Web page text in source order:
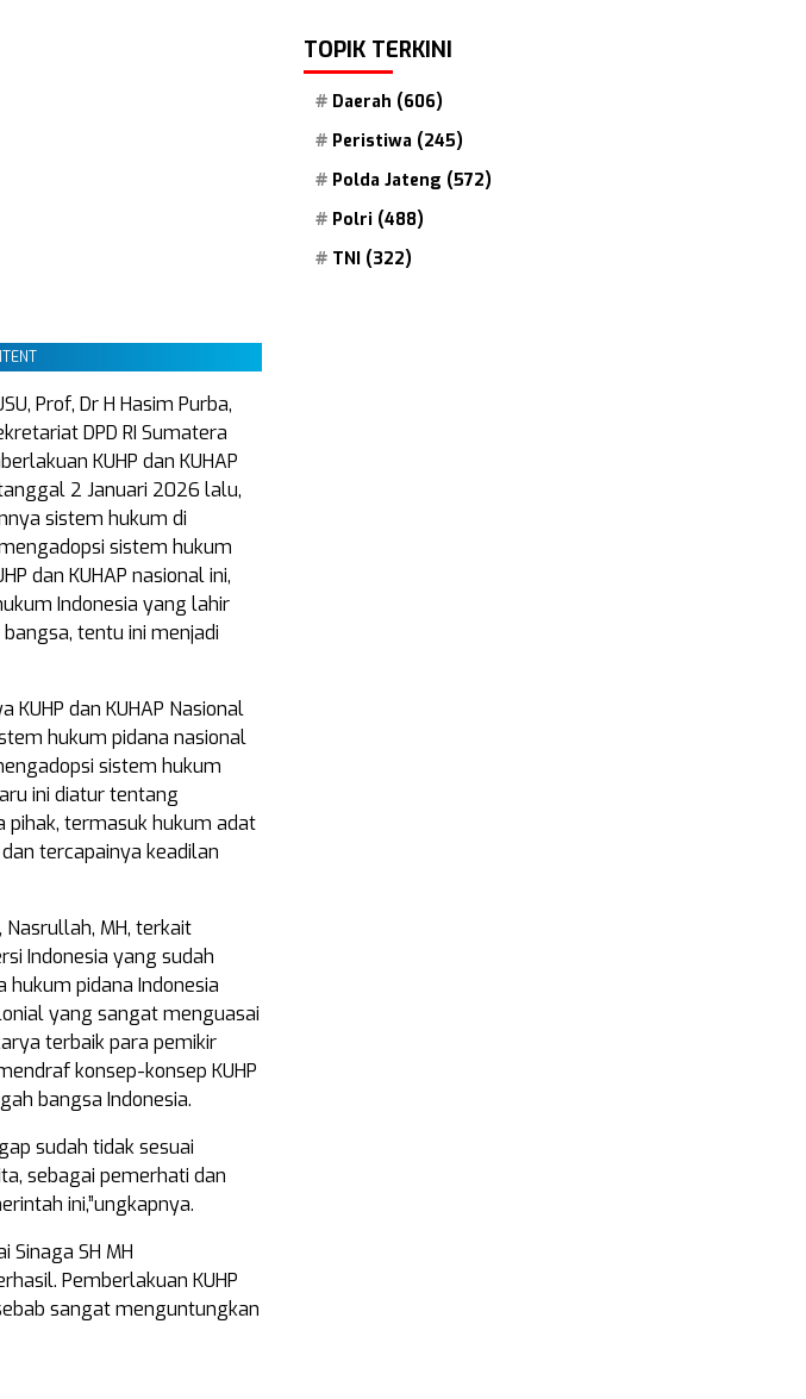
Prof, Dr H Hasim Purba,
DPD RI Sumatera
KUHP dan KUHAP
2 Januari 2026 lalu,
sistem hukum di
sistem hukum
dan KUHAP nasional ini,
Indonesia yang lahir
tentu ini menjadi
KUHP dan KUHAP Nasional
hukum pidana nasional
sistem hukum
ini diatur tentang
pihak, termasuk hukum adat
tercapainya keadilan
Nasrullah, MH, terkait
Indonesia yang sudah
hukum pidana Indonesia
yang sangat menguasai
terbaik para pemikir
konsep-konsep KUHP
bangsa Indonesia.
sudah tidak sesuai
sebagai pemerhati dan
ini,”ungkapnya.
Sinaga SH MH
Pemberlakuan KUHP
sangat menguntungkan
TOPIK TERKINI
Daerah (606)
Peristiwa (245)
Polda Jateng (572)
Polri (488)
TNI (322)